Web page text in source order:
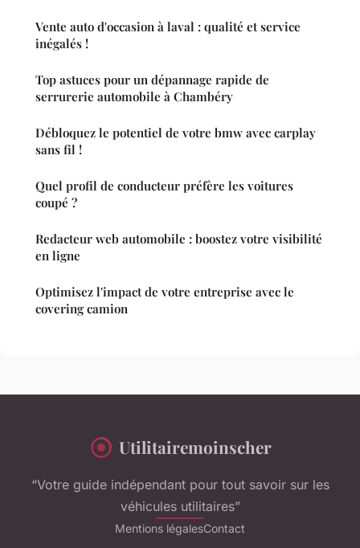
Vente auto d'occasion à laval : qualité et service
inégalés !
Top astuces pour un dépannage rapide de
serrurerie automobile à Chambéry
Débloquez le potentiel de votre bmw avec carplay
sans fil !
Quel profil de conducteur préfère les voitures
coupé ?
Redacteur web automobile : boostez votre visibilité
en ligne
Optimisez l'impact de votre entreprise avec le
covering camion
Utilitairemoinscher
“Votre guide indépendant pour tout savoir sur les
véhicules utilitaires”
Mentions légalesContact